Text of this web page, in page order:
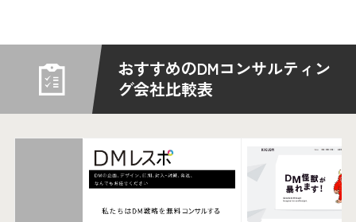
おすすめのDMコンサルティン
グ会社比較表